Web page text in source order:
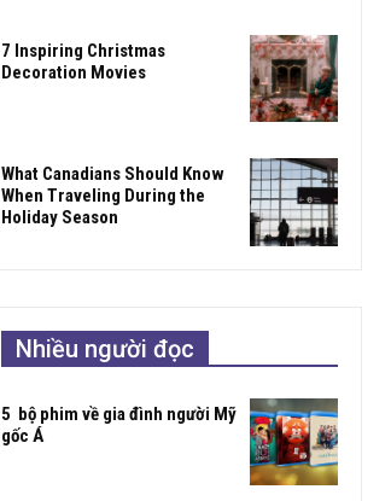
7 Inspiring Christmas
Decoration Movies
What Canadians Should Know
When Traveling During the
Holiday Season
Nhiều người đọc
5 bộ phim về gia đình người Mỹ
gốc Á